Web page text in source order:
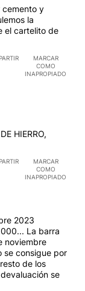
cemento y
la
el cartelito de
MARCAR
COMO
INAPROPIADO
HIERRO,
MARCAR
COMO
INAPROPIADO
2023
La barra
noviembre
se consigue por
de los
se